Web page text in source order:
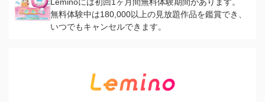
無料体験中は180,000以上の見放題作品を鑑賞でき、
いつでもキャンセルできます。